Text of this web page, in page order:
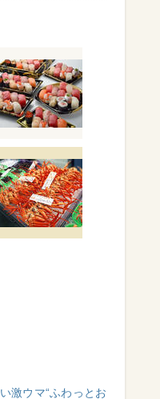
激ウマ“ふわっとお